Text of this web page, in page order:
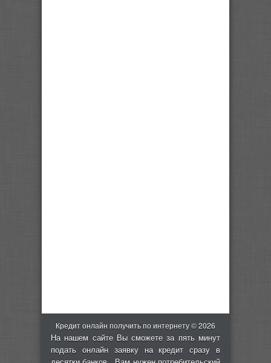
Кредит онлайн получить по интернету © 2026
На нашем сайте Вы сможете за пять минут
подать онлайн заявку на кредит сразу в